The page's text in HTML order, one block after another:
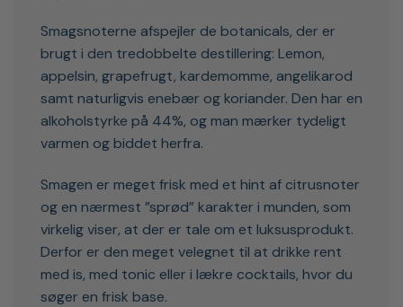
Smagsnoterne afspejler de botanicals, der er
brugt i den tredobbelte destillering: Lemon,
appelsin, grapefrugt, kardemomme, angelikarod
samt naturligvis enebær og koriander. Den har en
alkoholstyrke på 44%, og man mærker tydeligt
varmen og biddet herfra.
Smagen er meget frisk med et hint af citrusnoter
og en nærmest ”sprød” karakter i munden, som
virkelig viser, at der er tale om et luksusprodukt.
Derfor er den meget velegnet til at drikke rent
med is, med tonic eller i lækre cocktails, hvor du
søger en frisk base.